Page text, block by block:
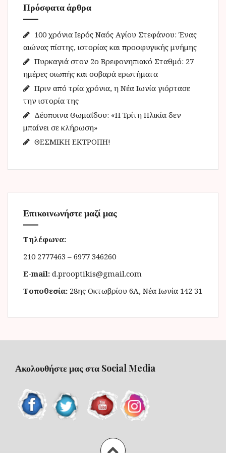
σ
η
γ
ι
α
:
Πρόσφατα άρθρα
100 χρόνια Ιερός Ναός Αγίου Στεφάνου: Ένας
αιώνας πίστης, ιστορίας και προσφυγικής μνήμης
Πυρκαγιά στον 2ο Βρεφονηπιακό Σταθμό: 27
ημέρες σιωπής και σοβαρά ερωτήματα
Πριν από τρία χρόνια, η Νέα Ιωνία γιόρτασε
την ιστορία της
Δέσποινα Θωμαΐδου: «Η Τρίτη Ηλικία δεν
μπαίνει σε κλήρωση»
ΘΕΣΜΙΚΗ ΕΚΤΡΟΠΗ!
Επικοινωνήστε μαζί μας
Τηλέφωνα:
210 2777463 – 6977 346260
E-mail: d.prooptikis@gmail.com
Τοποθεσία: 28ης Οκτωβρίου 6Α, Νέα Ιωνία 142 31
Ακολουθήστε μας στα Social Media